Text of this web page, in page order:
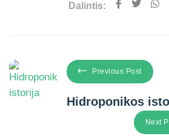
Dalintis:
Previous Post
Hidroponikos
Next